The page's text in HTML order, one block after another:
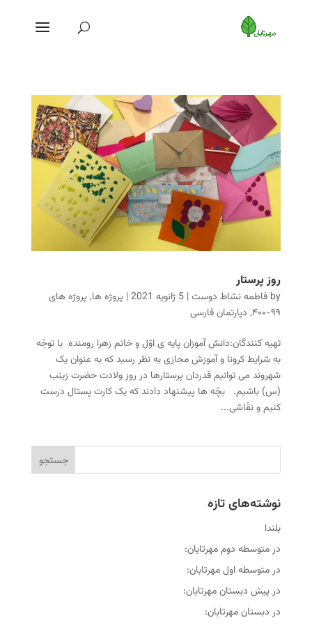
روز پرستار
by فاطمه نشاط دوست| 5 ژانویه 2021 | پروژه ها, پروژه های
۹۹-۴۰۰
, دپارتمان فارسی
تهیه کنندگان:دانش آموزان پایه ی اوّل و خانم زهرا رومنده با توجّه
به شرایط کرونا و آموزش مجازی به نظر رسید که به عنوان یک
شهروند می توانیم قدردان پرستارها در روز ولادت حضرت زینب
(س) باشیم. بچّه ها پیشنهاد دادند که یک کارت پستال درست
کنیم و نقّاشی...
نوشته‌های تازه
بلندا
در متوسطه دوم مهرتابان:
در متوسطه اول مهرتابان:
در پیش دبستان مهرتابان:
در دبستان مهرتابان: